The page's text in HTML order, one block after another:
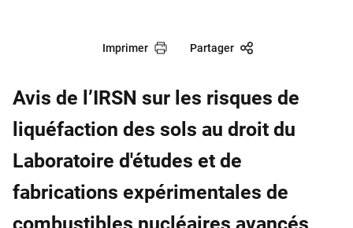
Imprimer Partager
Avis de l’IRSN sur les risques de
liquéfaction des sols au droit du
Laboratoire d'études et de
fabrications expérimentales de